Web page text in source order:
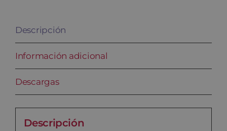
Descripción
Información adicional
Descargas
Descripción